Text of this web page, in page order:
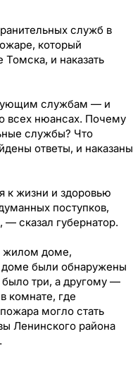
служб в
который
и наказать
службам — и
всех нюансах. Почему
службы? Что
ответы, и наказаны
к жизни и здоровью
поступков,
— сказал губернатор.
жилом доме,
были обнаружены
было три, а другому —
комнате, где
могло стать
Ленинского района
.